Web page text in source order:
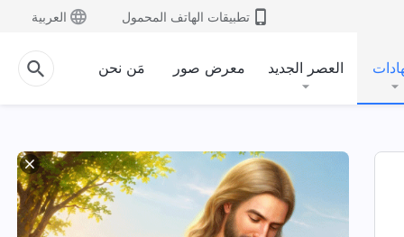
تطبيقات الهاتف المحمول العربية
العصر الجديد معرض صور مَن نحن